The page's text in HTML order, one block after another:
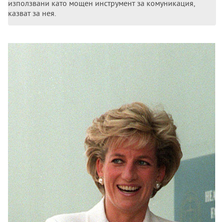
използвани като мощен инструмент за комуникация,
казват за нея.